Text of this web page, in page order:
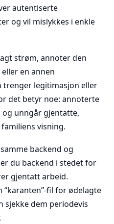
autentiserte
og vil mislykkes i enkle
strøm, annoter den
en annen
legitimasjon eller
det betyr noe: annoterte
unngår gjentatte,
visning.
backend og
du backend i stedet for
gjentatt arbeid.
fil for ødelagte
sjekke dem periodevis